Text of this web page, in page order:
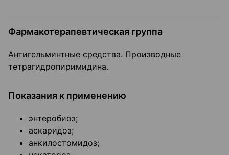
Фармакотерапевтическая группа
Антигельминтные средства. Производные
тетрагидропиримидина.
Показания к применению
энтеробиоз;
аскаридоз;
анкилостомидоз;